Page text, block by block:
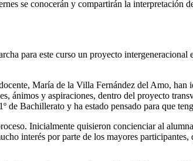
se conocerán y compartirán la interpretación
para este curso un proyecto
María de la Villa Fernández del Amo, han
ánimos y aspiraciones, dentro del proyecto
de Bachillerato y ha estado pensado para que
Inicialmente quisieron concienciar al
interés por parte de los mayores